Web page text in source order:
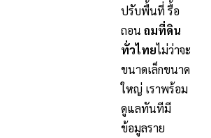
ปรับพื้นที่ รื้อ
ถอน ถมที่ดิน
ทั่วไทยไม่ว่าจะ
ขนาดเล็กขนาด
ใหญ่ เราพร้อม
ดูแลทันทีมี
ข้อมูลราย